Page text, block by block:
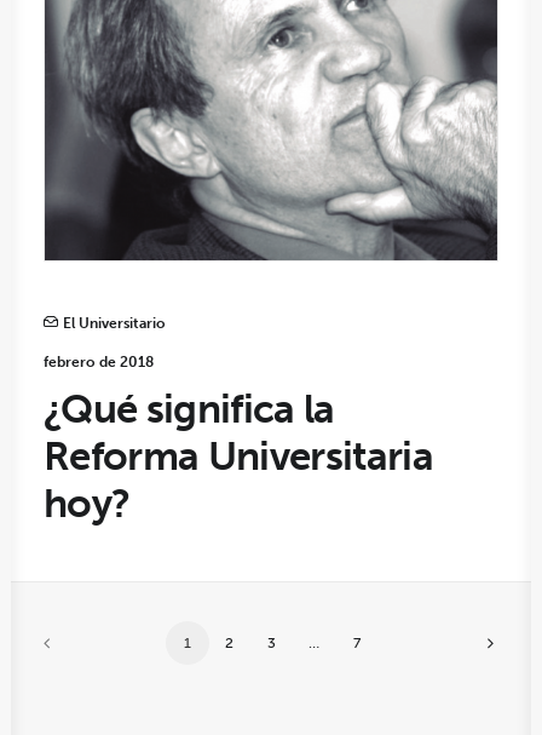
El Universitario
febrero de 2018
¿Qué significa la
Reforma Universitaria
hoy?
1 2 3 7